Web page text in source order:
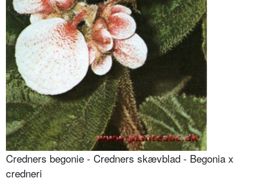
Credners begonie - Credners skævblad - Begonia x
credneri